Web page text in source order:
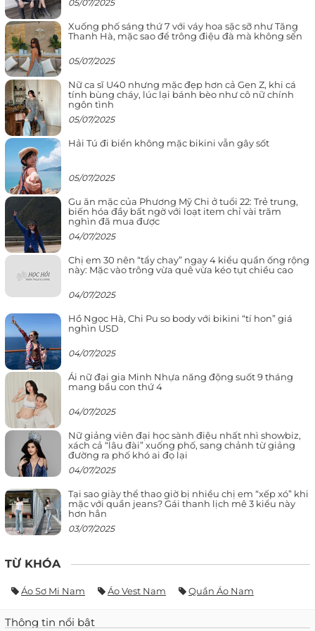
05/07/2025
Xuống phố sáng thứ 7 với váy hoa sặc sỡ như Tăng
Thanh Hà, mặc sao để trông điệu đà mà không sến
05/07/2025
Nữ ca sĩ U40 nhưng mặc đẹp hơn cả Gen Z, khi cá
tính bùng cháy, lúc lại bánh bèo như cô nữ chính
ngôn tình
05/07/2025
Hải Tú đi biển không mặc bikini vẫn gây sốt
05/07/2025
Gu ăn mặc của Phương Mỹ Chi ở tuổi 22: Trẻ trung,
biến hóa đầy bất ngờ với loạt item chỉ vài trăm
nghìn đã mua được
04/07/2025
Chị em 30 nên “tẩy chay” ngay 4 kiểu quần ống rộng
này: Mặc vào trông vừa quê vừa kéo tụt chiều cao
04/07/2025
Hồ Ngọc Hà, Chi Pu so body với bikini “tí hon” giá
nghìn USD
04/07/2025
Ái nữ đại gia Minh Nhựa năng động suốt 9 tháng
mang bầu con thứ 4
04/07/2025
Nữ giảng viên đại học sành điệu nhất nhì showbiz,
xách cả “lâu đài” xuống phố, sang chảnh từ giảng
đường ra phố khó ai đọ lại
04/07/2025
Tại sao giày thể thao giờ bị nhiều chị em “xếp xó” khi
mặc với quần jeans? Gái thanh lịch mê 3 kiểu này
hơn hẳn
03/07/2025
TỪ KHÓA
Áo Sơ Mi Nam Áo Vest Nam Quần Áo Nam
Thông tin nổi bật